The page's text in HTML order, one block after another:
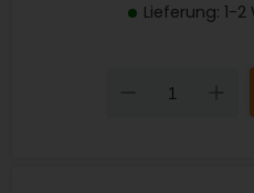
Lieferung: 1-
Down